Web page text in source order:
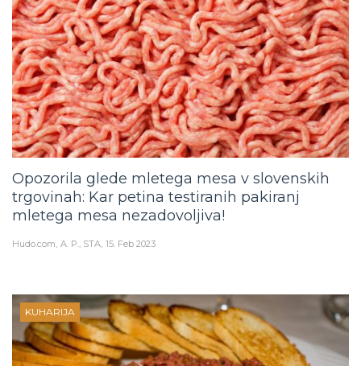
Opozorila glede mletega mesa v slovenskih
trgovinah: Kar petina testiranih pakiranj
mletega mesa nezadovoljiva!
Hudo.com A. P., STA 15. Feb 2023
KUHARIJA